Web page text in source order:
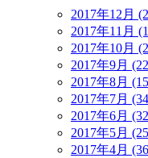
2017年12月
2017年11月
2017年10月
2017年9月
2017年8月
2017年7月
2017年6月
2017年5月
2017年4月